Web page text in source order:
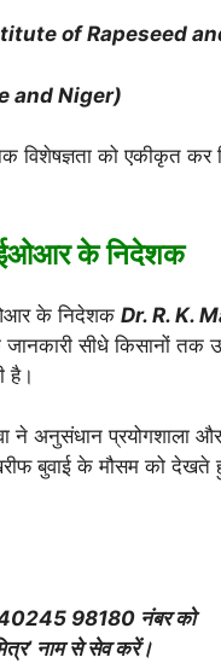
of Rapeseed
and Niger)
विशेषज्ञता को एकीकृत कर
के निदेशक
के निदेशक Dr. R. K.
सीधे किसानों तक
है।
ने अनुसंधान प्रयोगशाला
बुवाई के मौसम को देखते
40245 98180 नंबर को
नाम से सेव करें।